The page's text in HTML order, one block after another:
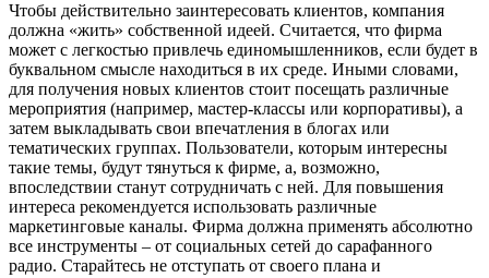
Чтобы действительно заинтересовать клиентов, компания
должна «жить» собственной идеей. Считается, что фирма
может с легкостью привлечь единомышленников, если будет в
буквальном смысле находиться в их среде. Иными словами,
для получения новых клиентов стоит посещать различные
мероприятия (например, мастер-классы или корпоративы), а
затем выкладывать свои впечатления в блогах или
тематических группах. Пользователи, которым интересны
такие темы, будут тянуться к фирме, а, возможно,
впоследствии станут сотрудничать с ней. Для повышения
интереса рекомендуется использовать различные
маркетинговые каналы. Фирма должна применять абсолютно
все инструменты – от социальных сетей до сарафанного
радио. Старайтесь не отступать от своего плана и